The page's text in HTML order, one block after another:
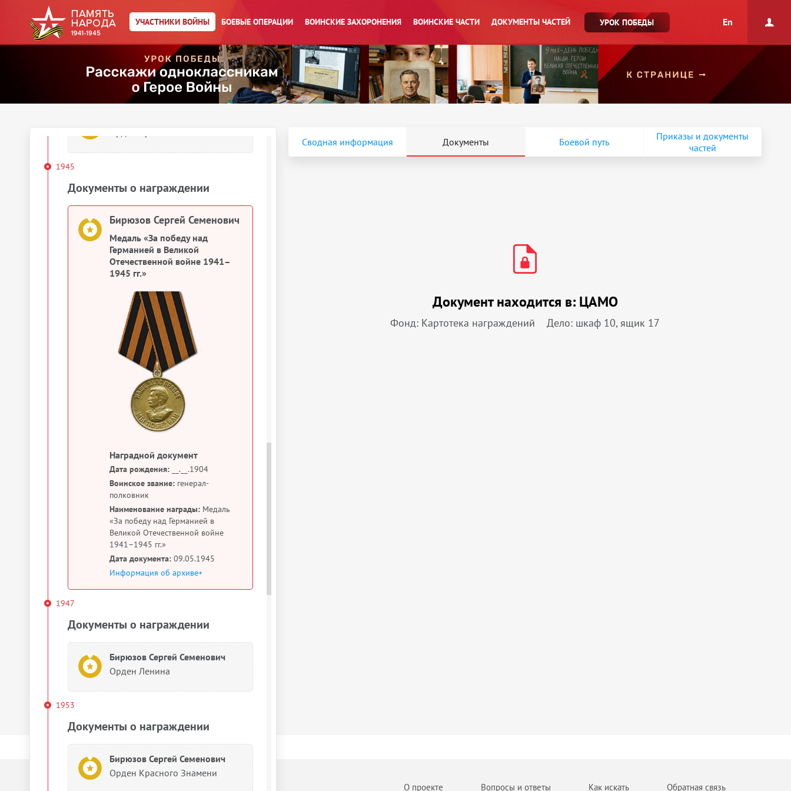
УЧАСТНИКИ ВОЙНЫ БОЕВЫЕ ОПЕРАЦИИ ВОИНСКИЕ ЗАХОРОНЕНИЯ ВОИНСКИЕ ЧАСТИ ДОКУМЕНТЫ ЧАСТЕЙ УРОК ПОБЕДЫ En
степени
Бирюзов Сергей Семенович
Орден Богдана Хмельницкого I
степени
1945
Документы о награждении
Бирюзов Сергей Семенович
Медаль «За победу над
Германией в Великой
Отечественной войне 1941–
1945 гг.»
Наградной документ
Дата рождения: __.__.1904
Воинское звание: генерал-
полковник
Наименование награды: Медаль
«За победу над Германией в
Великой Отечественной войне
1941–1945 гг.»
Дата документа: 09.05.1945
Информация об архиве+
1947
Документы о награждении
Бирюзов Сергей Семенович
Орден Ленина
1953
Документы о награждении
Бирюзов Сергей Семенович
Орден Красного Знамени
Сводная информация Документы Боевой путь
Приказы и документы
частей
Документ находится в: ЦАМО
Фонд: Картотека награждений Дело: шкаф 10, ящик 17
О проекте Вопросы и ответы Как искать Обратная связь